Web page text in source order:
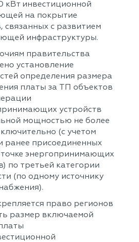
кВт инвестиционной
на покрытие
связанных с развитием
инфраструктуры.
правительства
установление
определения размера
платы за ТП объектов
устройств
мощностью не более
(с учетом
ранее присоединенных
энергопринимающих
по третьей категории
(по одному источнику
право регионов
размер включаемой